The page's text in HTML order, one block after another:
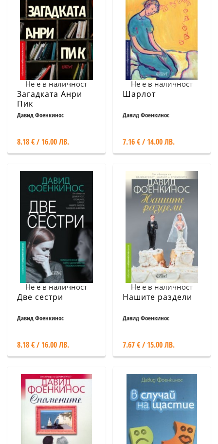
Не е в наличност
Загадката Анри
Пик
Давид Фоенкинос
8.18 € / 16.00 ЛВ.
Не е в наличност
Шарлот
Давид Фоенкинос
7.16 € / 14.00 ЛВ.
Не е в наличност
Две сестри
Давид Фоенкинос
8.18 € / 16.00 ЛВ.
Не е в наличност
Нашите раздели
Давид Фоенкинос
7.67 € / 15.00 ЛВ.